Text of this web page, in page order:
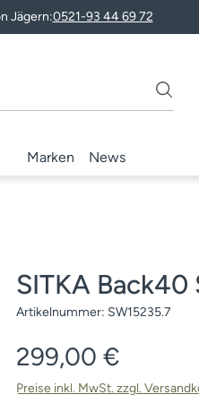
Jägern:0521-93 44 69 72
Marken News
SITKA Back40
Artikelnummer: SW15235.7
Regulärer Preis:
299,00 €
Preise inkl. MwSt. zzgl.